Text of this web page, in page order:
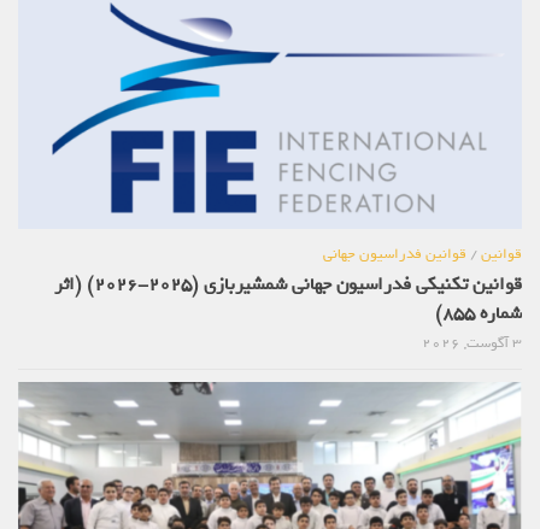
قوانین/قوانین فدراسیون جهانی
قوانین تکنیکی فدراسیون جهانی شمشیربازی (2025-2026) (اثر
شماره 855)